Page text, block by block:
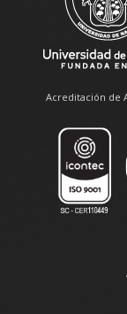
Acreditación de